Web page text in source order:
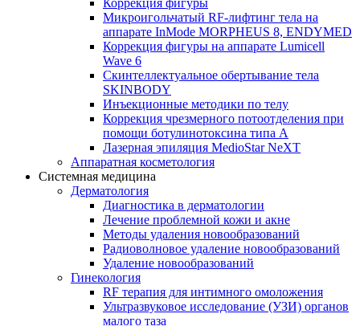
Коррекция фигуры
Микроигольчатый RF-лифтинг тела на
аппарате InMode MORPHEUS 8, ENDYMED
Коррекция фигуры на аппарате Lumicell
Wave 6
Скинтеллектуальное обертывание тела
SKINBODY
Инъекционные методики по телу
Коррекция чрезмерного потоотделения при
помощи ботулинотоксина типа А
Лазерная эпиляция MedioStar NeXT
Аппаратная косметология
Системная медицина
Дерматология
Диагностика в дерматологии
Лечение проблемной кожи и акне
Методы удаления новообразований
Радиоволновое удаление новообразований
Удаление новообразований
Гинекология
RF терапия для интимного омоложения
Ультразвуковое исследование (УЗИ) органов
малого таза